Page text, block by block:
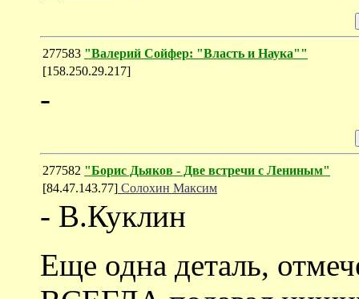
277583 "Валерий Сойфер: "Власть и Наука""
[158.250.29.217]
-
277582 "Борис Дьяков - Две встречи с Лениным"
[84.47.143.77] Солохин Максим
- В.Куклин
Еще одна деталь,